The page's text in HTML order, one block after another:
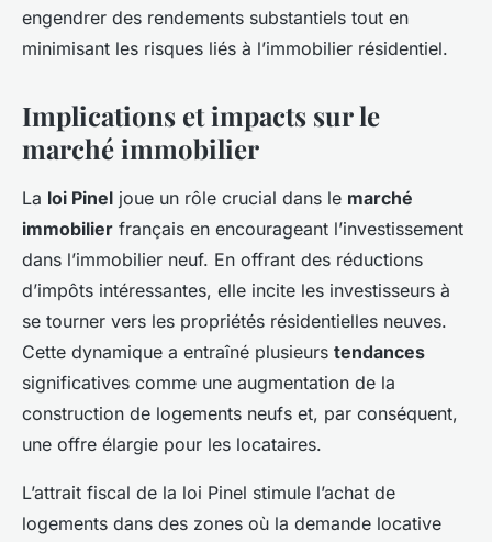
engendrer des rendements substantiels tout en
minimisant les risques liés à l’immobilier résidentiel.
Implications et impacts sur le
marché immobilier
La loi Pinel joue un rôle crucial dans le marché
immobilier français en encourageant l’investissement
dans l’immobilier neuf. En offrant des réductions
d’impôts intéressantes, elle incite les investisseurs à
se tourner vers les propriétés résidentielles neuves.
Cette dynamique a entraîné plusieurs tendances
significatives comme une augmentation de la
construction de logements neufs et, par conséquent,
une offre élargie pour les locataires.
L’attrait fiscal de la loi Pinel stimule l’achat de
logements dans des zones où la demande locative